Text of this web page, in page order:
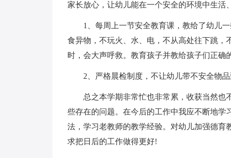
家长放心，让幼儿能在一个安全的环境中生活
1、每周上一节安全教育课，教给了幼儿一
食异物，不玩火、水、电，不从高处往下跳，
时，会大声呼救。教育孩子并教给孩子们正确
2、严格晨检制度，不让幼儿带不安全物品
总之本学期非常忙也非常累，收获当然也
些存在的问题。在今后的工作中我应不断地
法，学习老教师的教学经验。对幼儿加强德育
求把日后的工作做得更好!